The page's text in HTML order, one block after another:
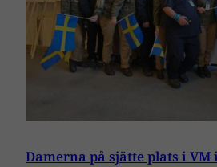
Damerna på sjätte plats i VM